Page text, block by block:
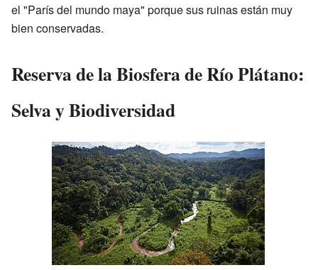
el "París del mundo maya" porque sus ruinas están muy
bien conservadas.
Reserva de la Biosfera de Río Plátano:
Selva y Biodiversidad